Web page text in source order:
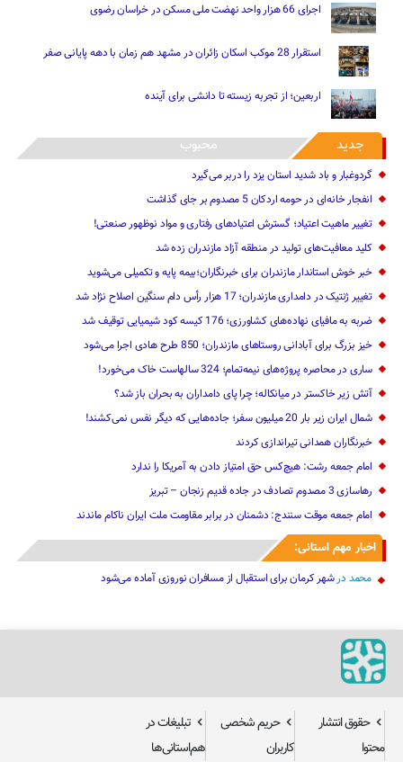
اجرای 66 هزار واحد نهضت ملی مسکن در خراسان رضوی
استقرار 28 موکب اسکان زائران در مشهد هم زمان با دهه پایانی صفر
اربعین؛ از تجربه زیسته تا دانشی برای آینده
جدید محبوب
گردوغبار و باد شدید استان یزد را دربر می‌گیرد
انفجار خانه‌ای در حومه اردکان 5 مصدوم بر جای گذاشت
تغییر ماهیت ‌اعتیاد؛ گسترش اعتیادهای رفتاری و مواد نوظهور صنعتی!
کلید معافیت‌های تولید در منطقه آزاد مازندران زده شد
خبر خوش استاندار مازندران برای خبرنگاران؛‌بیمه پایه و ‌تکمیلی می‌شوید
تغییر ژنتیک‌ در دامداری مازندران؛ 17 هزار رأس دام سنگین ‌اصلاح نژاد شد
ضربه ‌به مافیای نهاده‌های کشاورزی؛ 176 کیسه کود شیمیایی توقیف شد
خیز بزرگ برای آبادانی روستاهای مازندران؛ 850 طرح هادی ‌اجرا می‌شود
ساری در محاصره پروژه‌های نیمه‌تمام؛ 324 سالهاست خاک می‌خورد!
آتش زیر خاکستر در میانکاله؛ چرا پای دامداران به بحران باز شد؟
شمال ایران زیر بار 20 میلیون سفر؛ جاده‌هایی که دیگر نفس نمی‌کشند!
خبرنگاران همدانی تیراندازی کردند
امام جمعه رشت: هیچ‌کس حق امتیاز دادن به آمریکا را ندارد
رهاسازی 3 مصدوم تصادف در جاده قدیم زنجان – تبریز
امام جمعه موقت سنندج: دشمنان در برابر مقاومت ملت ایران ناکام ماندند
اخبار مهم استانی:
محمد درشهر کرمان برای استقبال از مسافران نوروزی آماده می‌شود
حقوق انتشار
محتوا
حریم شخصی
کاربران
تبلیغات در
هم‌استانی‌ها